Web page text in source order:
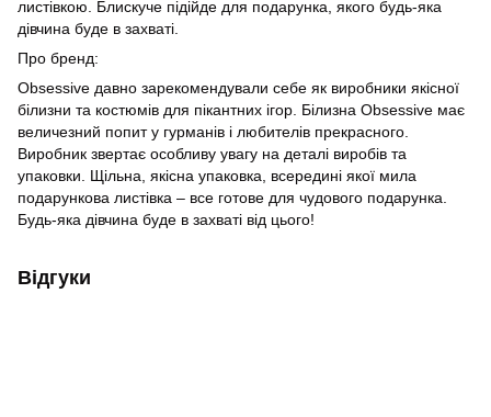
листівкою. Блискуче підійде для подарунка, якого будь-яка
дівчина буде в захваті.
Про бренд:
Obsessive давно зарекомендували себе як виробники якісної
білизни та костюмів для пікантних ігор. Білизна Obsessive має
величезний попит у гурманів і любителів прекрасного.
Виробник звертає особливу увагу на деталі виробів та
упаковки. Щільна, якісна упаковка, всередині якої мила
подарункова листівка – все готове для чудового подарунка.
Будь-яка дівчина буде в захваті від цього!
Відгуки